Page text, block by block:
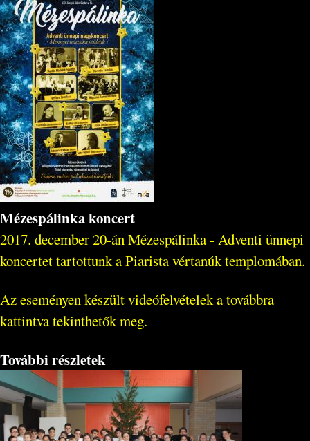
Mézespálinka koncert
2017. december 20-án Mézespálinka - Adventi ünnepi
koncertet tartottunk a Piarista vértanúk templomában.
Az eseményen készült videófelvételek a továbbra
kattintva tekinthetők meg.
További részletek